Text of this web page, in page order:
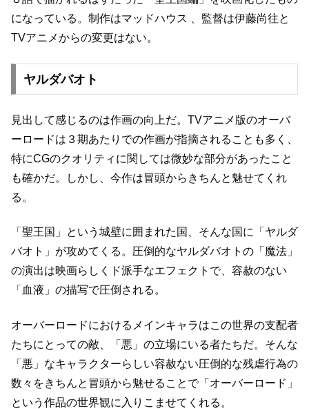
になっている。 制作はマッドハウス 、監督は伊藤尚往と
TVアニメからの変更はない。
ヤルダバオト
見出して感じるのは作画の向上だ。 TVアニメ版のオーバ
ーロードは３期あたりでの作画が指摘されることも多く、
特にCGのクオリティに関しては微妙な部分があったこと
も確かだ。
しかし、今作は冒頭からきちんと魅せてくれ
る。
「聖王国」という城壁に囲まれた国、そんな国に 「ヤルダ
バオト」が攻めてくる。 圧倒的なヤルダバオトの「魔法」
の演出は映画らしくド派手なエフェクトで、 容赦のない
「血液」の描写で圧倒される。
オーバーロードにおけるメインキャラはこの世界の支配者
たちにとっての敵、「悪」の立場にいる者たちだ。 そんな
「悪」なキャラクターらしい容赦ない圧倒的な残虐行為の
数々をきちんと冒頭から魅せることで「オーバーロード」
という作品の世界観に入りこませてくれる。